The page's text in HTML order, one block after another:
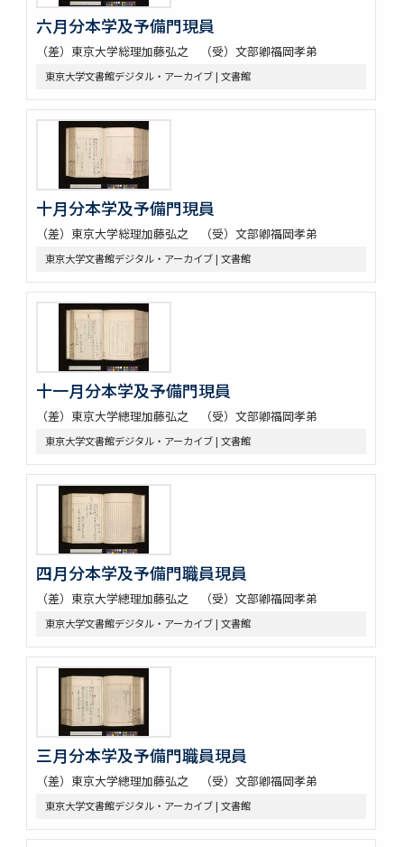
六月分本学及予備門現員
（差）東京大学総理加藤弘之 （受）文部卿福岡孝弟
東京大学文書館デジタル・アーカイブ | 文書館
十月分本学及予備門現員
（差）東京大学総理加藤弘之 （受）文部卿福岡孝弟
東京大学文書館デジタル・アーカイブ | 文書館
十一月分本学及予備門現員
（差）東京大学總理加藤弘之 （受）文部卿福岡孝弟
東京大学文書館デジタル・アーカイブ | 文書館
四月分本学及予備門職員現員
（差）東京大学總理加藤弘之 （受）文部卿福岡孝弟
東京大学文書館デジタル・アーカイブ | 文書館
三月分本学及予備門職員現員
（差）東京大学總理加藤弘之 （受）文部卿福岡孝弟
東京大学文書館デジタル・アーカイブ | 文書館